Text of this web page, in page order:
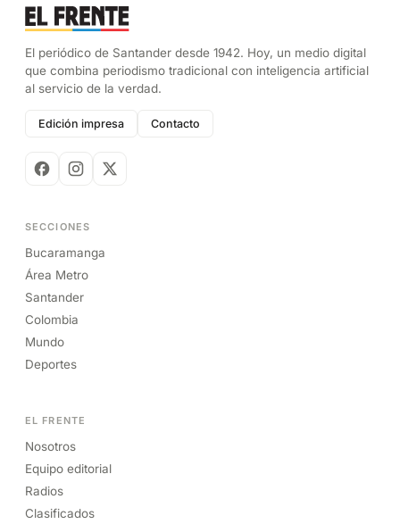
El periódico de Santander desde 1942. Hoy, un medio digital
que combina periodismo tradicional con inteligencia artificial
al servicio de la verdad.
Edición impresa Contacto
SECCIONES
Bucaramanga
Área Metro
Santander
Colombia
Mundo
Deportes
EL FRENTE
Nosotros
Equipo editorial
Radios
Clasificados